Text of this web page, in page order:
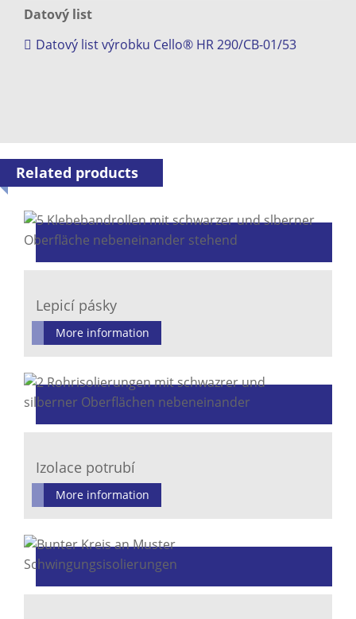
Datový list
Datový list výrobku Cello® HR 290/CB-01/53
Related products
Lepicí pásky
More information
Izolace potrubí
More information